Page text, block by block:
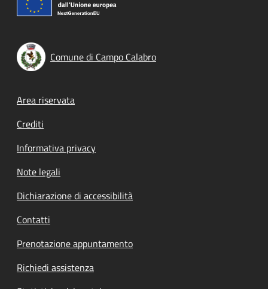
Comune di Campo Calabro
Footer menu
Area riservata
Crediti
Informativa privacy
Note legali
Dichiarazione di accessibilità
Contatti
Prenotazione appuntamento
Richiedi assistenza